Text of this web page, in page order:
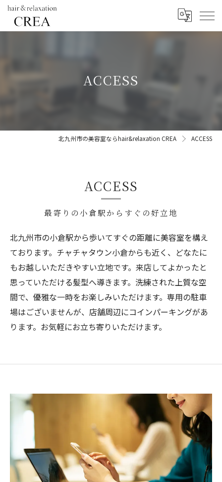
ACCESS
北九州市の美容室ならhair&relaxation CREA ACCESS
最寄りの小倉駅からすぐの好立地
ACCESS
北九州市の小倉駅から歩いてすぐの距離に美容室を構え
ております。チャチャタウン小倉からも近く、どなたに
もお越しいただきやすい立地です。来店してよかったと
思っていただける髪型へ導きます。洗練された上質な空
間で、優雅な一時をお楽しみいただけます。専用の駐車
場はございませんが、店舗周辺にコインパーキングがあ
ります。お気軽にお立ち寄りいただけます。